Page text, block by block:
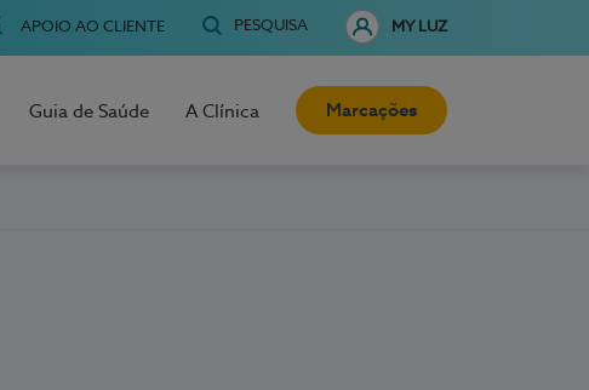
APOIO AO CLIENTE PESQUISA MY LUZ
Guia de Saúde A Clínica Marcações